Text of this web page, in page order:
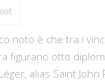
noto è che tra i
figurano otto
alias Saint John